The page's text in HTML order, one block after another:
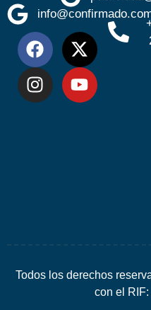
Todos los derechos
con el